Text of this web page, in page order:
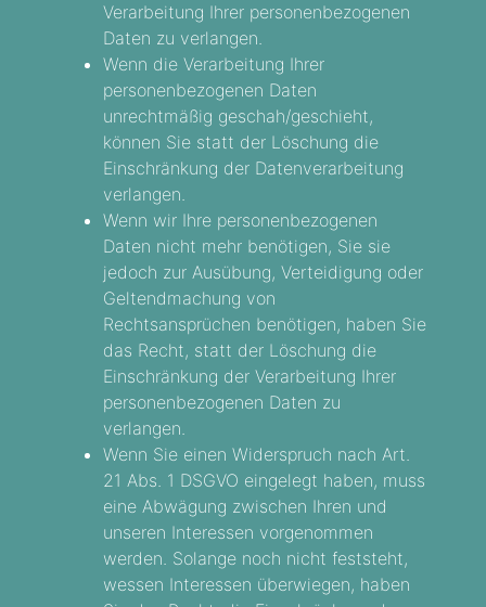
Verarbeitung Ihrer personenbezogenen
Daten zu verlangen.
Wenn die Verarbeitung Ihrer
personenbezogenen Daten
unrechtmäßig geschah/geschieht,
können Sie statt der Löschung die
Einschränkung der Datenverarbeitung
verlangen.
Wenn wir Ihre personenbezogenen
Daten nicht mehr benötigen, Sie sie
jedoch zur Ausübung, Verteidigung oder
Geltendmachung von
Rechtsansprüchen benötigen, haben Sie
das Recht, statt der Löschung die
Einschränkung der Verarbeitung Ihrer
personenbezogenen Daten zu
verlangen.
Wenn Sie einen Widerspruch nach Art.
21 Abs. 1 DSGVO eingelegt haben, muss
eine Abwägung zwischen Ihren und
unseren Interessen vorgenommen
werden. Solange noch nicht feststeht,
wessen Interessen überwiegen, haben